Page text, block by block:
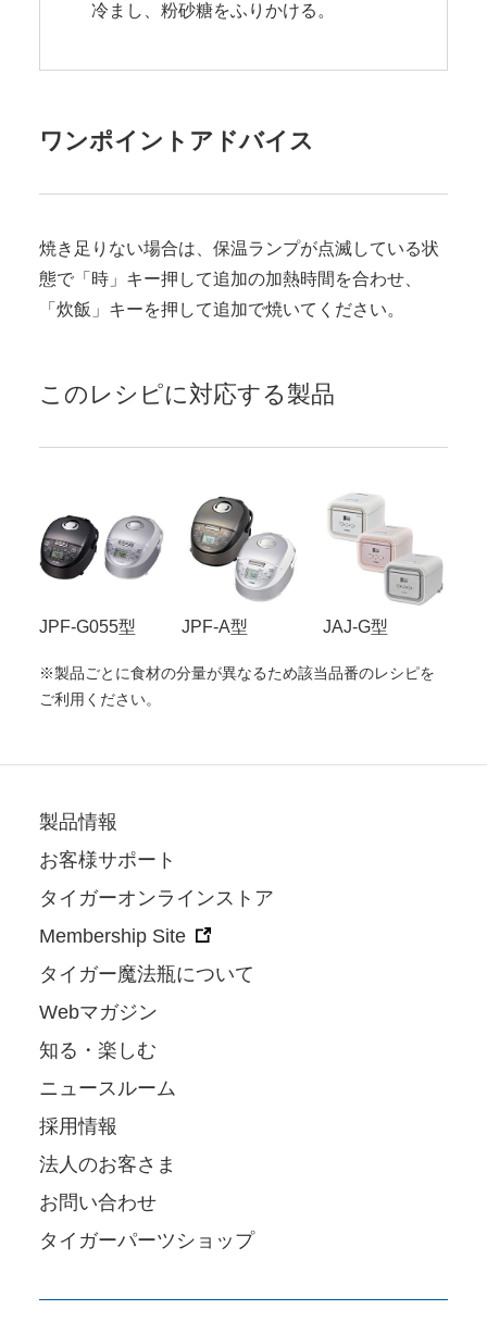
冷まし、粉砂糖をふりかける。
ワンポイントアドバイス
焼き足りない場合は、保温ランプが点滅している状
態で「時」キー押して追加の加熱時間を合わせ、
「炊飯」キーを押して追加で焼いてください。
このレシピに対応する製品
JPF-G055型 JPF-A型 JAJ-G型
※製品ごとに食材の分量が異なるため該当品番のレシピを
ご利用ください。
製品情報
お客様サポート
タイガーオンラインストア
Membership Site
タイガー魔法瓶について
Webマガジン
知る・楽しむ
ニュースルーム
採用情報
法人のお客さま
お問い合わせ
タイガーパーツショップ